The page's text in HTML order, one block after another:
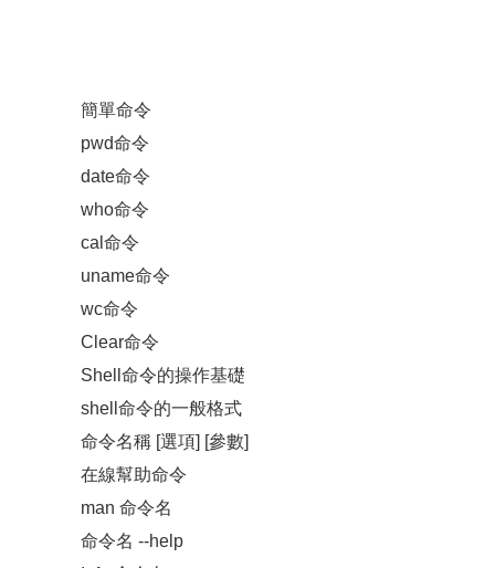
簡單命令
pwd命令
date命令
who命令
cal命令
uname命令
wc命令
Clear命令
Shell命令的操作基礎
shell命令的一般格式
命令名稱 [選項] [參數]
在線幫助命令
man 命令名
命令名 --help